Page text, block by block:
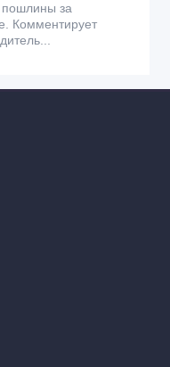
пошлины за
Комментирует